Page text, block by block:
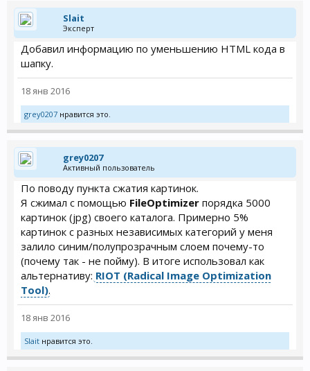
Slait
Эксперт
Добавил информацию по уменьшению HTML кода в
шапку.
18 янв 2016
grey0207 нравится это.
grey0207
Активный пользователь
По поводу пункта сжатия картинок.
Я сжимал с помощью FileOptimizer порядка 5000
картинок (jpg) своего каталога. Примерно 5%
картинок с разных независимых категорий у меня
залило синим/полупрозрачным слоем почему-то
(почему так - не пойму). В итоге использовал как
альтернативу: RIOT (Radical Image Optimization
Tool).
18 янв 2016
Slait нравится это.